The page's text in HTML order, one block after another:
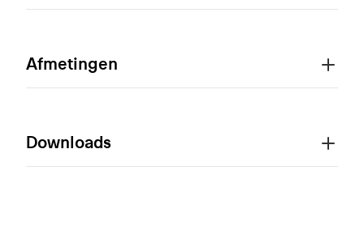
Afmetingen
Downloads